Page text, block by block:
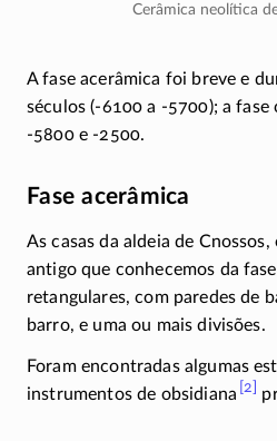
Cerâmica neolítica
A fase acerâmica foi breve e
séculos(-6100 a -5700); a fase
-5800 e -2500.
Fase acerâmica
As casas da aldeia de
antigo que conhecemos da
retangulares, com paredes de
barro, e uma ou mais divisões.
Foram encontradas algumas
instrumentos de obsidiana [2]